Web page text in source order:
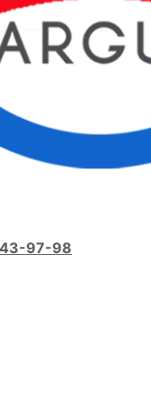
97-98